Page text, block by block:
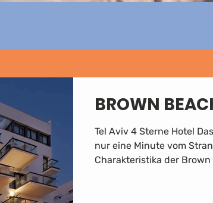
BROWN
Tel Aviv 4 Sterne Hotel
nur eine Minute vom
Charakteristika der Brown